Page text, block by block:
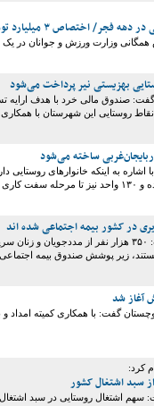
وزارت ورزش و جوانان در
بهزیستی نیر پرداخت می‌شود
صندوق مالی خرد با هدف ارایه
روستایی این شهرستان با
رییس سازمان بهزیستی کشور گفت: ۳۵۰ هزار نفر
زیر پوشش صندوق بیمه اجتماعی
آغاز شد
گفت: با همکاری کمیته امداد و
کرد: